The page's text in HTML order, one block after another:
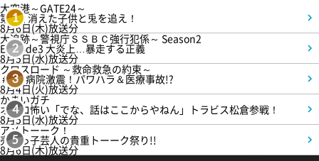
1
大空港～GATE24～
第3話 消えた子供と兎を追え！
8月6日(木)放送分
2
大追跡～警視庁ＳＳＢＣ強行犯係～ Season2
Episode3 大炎上…暴走する正義
8月5日(水)放送分
3
クロスロード ～救命救急の約束～
＃5 病院激震！パワハラ＆医療事故!?
8月4日(火)放送分
4
かまいガチ
オモロ怖い「でな、話はここからやねん」トラビス松倉参戦！
8月5日(水)放送分
5
アメトーーク！
売れっ子芸人の貴重トーーク祭り!!
8月6日(木)放送分